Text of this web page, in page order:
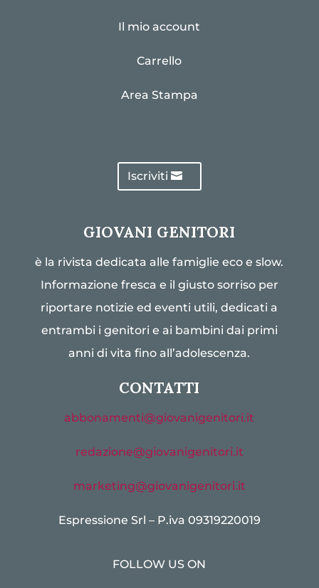
Il mio account
Carrello
Area Stampa
Iscriviti
GIOVANI GENITORI
è la rivista dedicata alle famiglie eco e slow.
Informazione fresca e il giusto sorriso per
riportare notizie ed eventi utili, dedicati a
entrambi i genitori e ai bambini dai primi
anni di vita fino all’adolescenza.
CONTATTI
abbonamenti@giovanigenitori.it
redazione@giovanigenitori.it
marketing@giovanigenitori.it
Espressione Srl – P.iva 09319220019
FOLLOW US ON